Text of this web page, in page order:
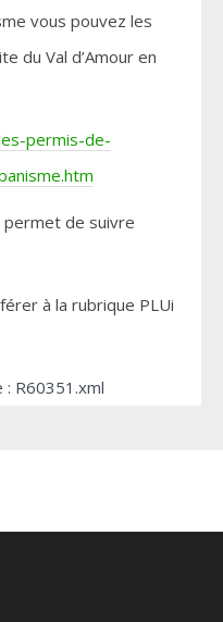
vous pouvez les
du Val d’Amour en
permis-de-
de suivre
à la rubrique PLUi
R60351.xml